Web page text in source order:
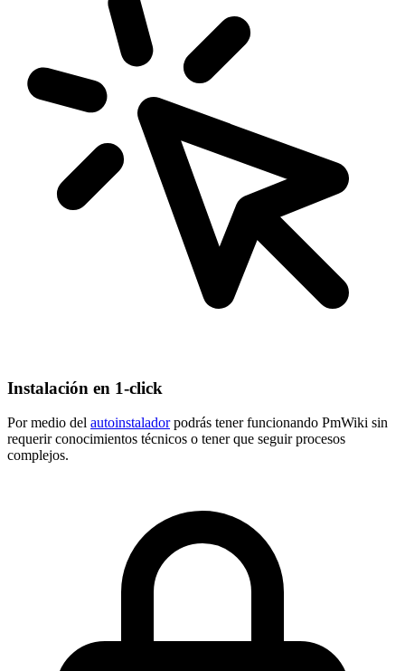
Instalación en 1-click
Por medio del autoinstaladorpodrás tener funcionando PmWiki sin
requerir conocimientos técnicos o tener que seguir procesos
complejos.